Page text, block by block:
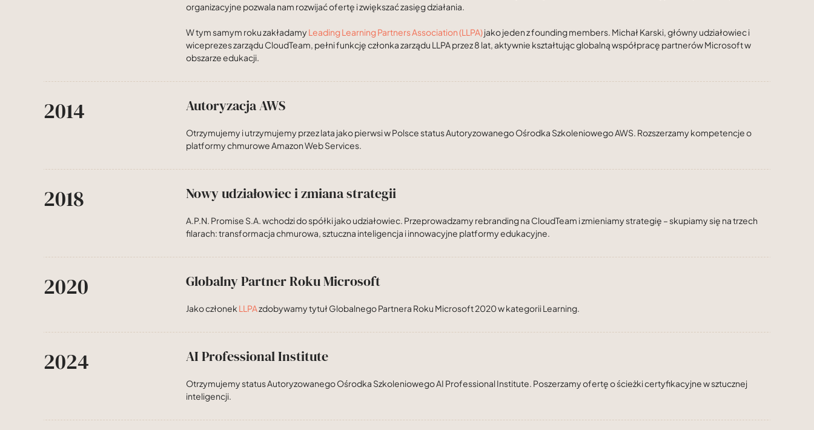
organizacyjne pozwala nam rozwijać ofertę i zwiększać zasięg działania.
W tym samym roku zakładamyLeading Learning Partners Association (LLPA)jako jeden z founding members. Michał Karski, główny udziałowiec i
wiceprezes zarządu CloudTeam, pełni funkcję członka zarządu LLPA przez 8 lat, aktywnie kształtując globalną współpracę partnerów Microsoft w
obszarze edukacji.
2014 Autoryzacja AWS
Otrzymujemy i utrzymujemy przez lata jako pierwsi w Polsce status Autoryzowanego Ośrodka Szkoleniowego AWS. Rozszerzamy kompetencje o
platformy chmurowe Amazon Web Services.
2018 Nowy udziałowiec i zmiana strategii
A.P.N. Promise S.A. wchodzi do spółki jako udziałowiec. Przeprowadzamy rebranding na CloudTeam i zmieniamy strategię – skupiamy się na trzech
filarach: transformacja chmurowa, sztuczna inteligencja i innowacyjne platformy edukacyjne.
2020 Globalny Partner Roku Microsoft
Jako członek LLPAzdobywamy tytuł Globalnego Partnera Roku Microsoft 2020 w kategorii Learning.
2024 AI Professional Institute
Otrzymujemy status Autoryzowanego Ośrodka Szkoleniowego AI Professional Institute. Poszerzamy ofertę o ścieżki certyfikacyjne w sztucznej
inteligencji.